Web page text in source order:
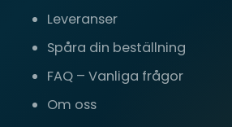
Leveranser
Spåra din beställning
FAQ – Vanliga frågor
Om oss